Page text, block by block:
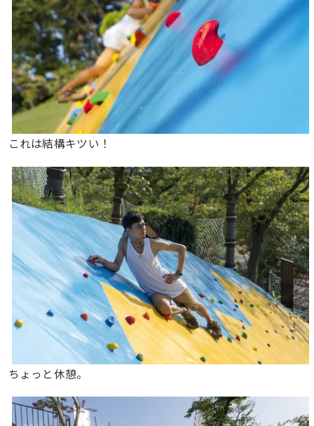
これは結構キツい！
ちょっと休憩。